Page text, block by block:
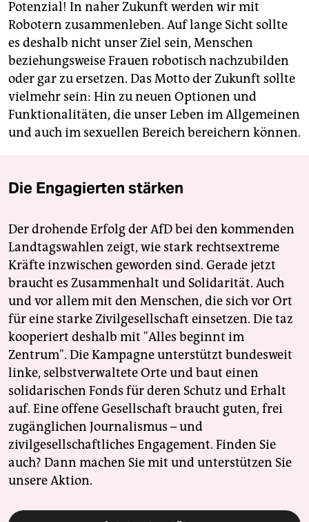
Potenzial! In naher Zukunft werden wir mit
Robotern zusammenleben. Auf lange Sicht sollte
es deshalb nicht unser Ziel sein, Menschen
beziehungsweise Frauen robotisch nachzubilden
oder gar zu ersetzen. Das Motto der Zukunft sollte
vielmehr sein: Hin zu neuen Optionen und
Funktionalitäten, die unser Leben im Allgemeinen
und auch im sexuellen Bereich bereichern können.
Die Engagierten stärken
Der drohende Erfolg der AfD bei den kommenden
Landtagswahlen zeigt, wie stark rechtsextreme
Kräfte inzwischen geworden sind. Gerade jetzt
braucht es Zusammenhalt und Solidarität. Auch
und vor allem mit den Menschen, die sich vor Ort
für eine starke Zivilgesellschaft einsetzen. Die taz
kooperiert deshalb mit "Alles beginnt im
Zentrum". Die Kampagne unterstützt bundesweit
linke, selbstverwaltete Orte und baut einen
solidarischen Fonds für deren Schutz und Erhalt
auf. Eine offene Gesellschaft braucht guten, frei
zugänglichen Journalismus – und
zivilgesellschaftliches Engagement. Finden Sie
auch? Dann machen Sie mit und unterstützen Sie
unsere Aktion.